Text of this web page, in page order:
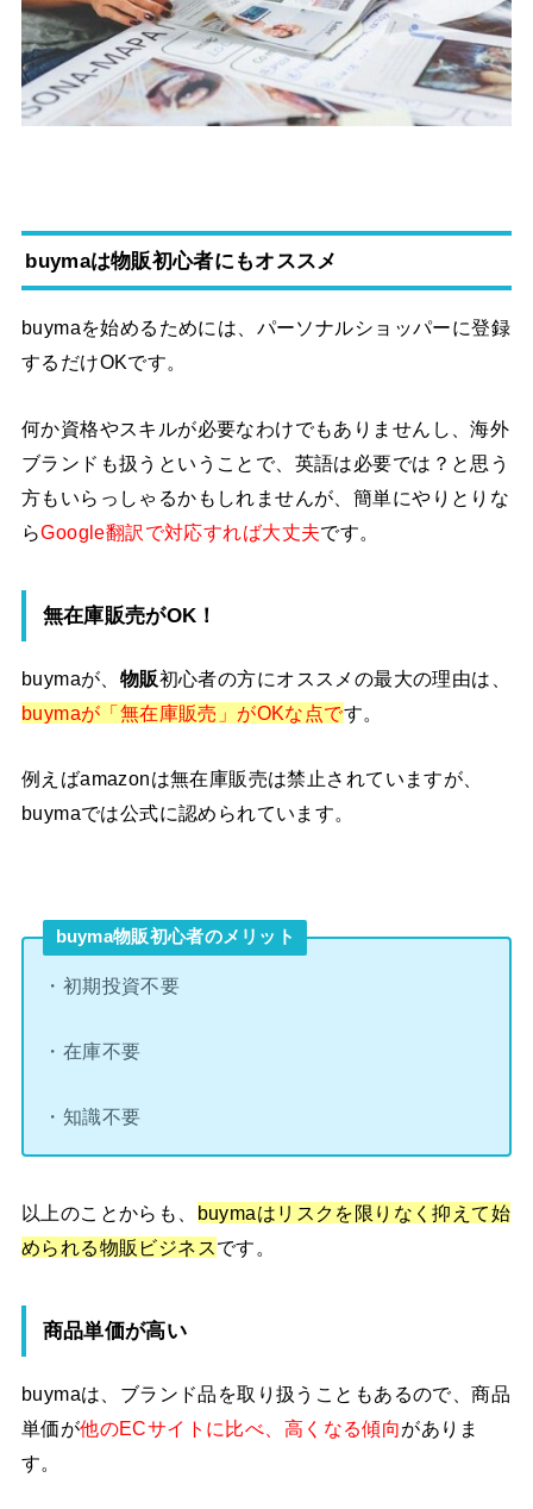
buymaは物販初心者にもオススメ
buymaを始めるためには、パーソナルショッパーに登録
するだけOKです。
何か資格やスキルが必要なわけでもありませんし、海外
ブランドも扱うということで、英語は必要では？と思う
方もいらっしゃるかもしれませんが、簡単にやりとりな
らGoogle翻訳で対応すれば大丈夫です。
無在庫販売がOK！
buymaが、 物販初心者の方にオススメの最大の理由は、
buymaが「無在庫販売」がOKな点です。
例えばamazonは無在庫販売は禁止されていますが、
buymaでは公式に認められています。
buyma物販初心者のメリット
・初期投資不要
・在庫不要
・知識不要
以上のことからも、 buymaはリスクを限りなく抑えて始
められる物販ビジネスです。
商品単価が高い
buymaは、ブランド品を取り扱うこともあるので、商品
単価が他のECサイトに比べ、高くなる傾向がありま
す。